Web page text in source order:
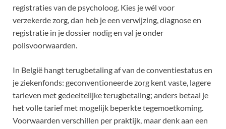
registraties van de psycholoog. Kies je wél voor
verzekerde zorg, dan heb je een verwijzing, diagnose en
registratie in je dossier nodig en val je onder
polisvoorwaarden.
In België hangt terugbetaling af van de conventiestatus en
je ziekenfonds: geconventioneerde zorg kent vaste, lagere
tarieven met gedeeltelijke terugbetaling; anders betaal je
het volle tarief met mogelijk beperkte tegemoetkoming.
Voorwaarden verschillen per praktijk, maar denk aan een